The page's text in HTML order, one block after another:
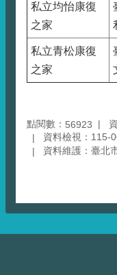
私立均怡康復
之家
私立青松康復
之家
點閱數： 56923
資料檢視：115-
資料維護：臺北